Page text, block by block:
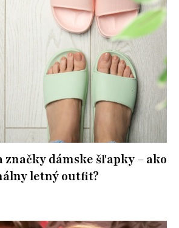
dámske šľapky – ako
letný outfit?